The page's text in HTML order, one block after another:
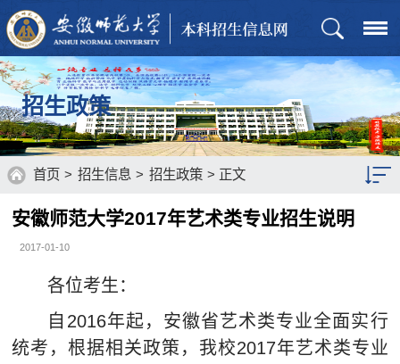
招生政策
首页 > 招生信息 > 招生政策 > 正文
招生章程
通知公告
安徽师范大学2017年艺术类专业招生说明
2017-01-10
各位考生：
自2016年起，安徽省艺术类专业全面实行
统考，根据相关政策，我校2017年艺术类专业